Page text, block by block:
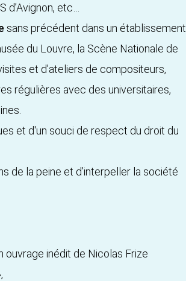
d’Avignon, etc…
sans précédent dans un établissement
du Louvre, la Scène Nationale de
et d’ateliers de compositeurs,
régulières avec des universitaires,
et d'un souci de respect du droit du
de la peine et d’interpeller la société
inédit de Nicolas Frize